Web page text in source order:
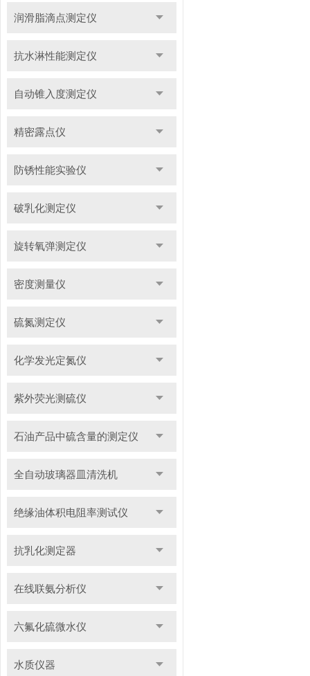
润滑脂滴点测定仪
抗水淋性能测定仪
自动锥入度测定仪
精密露点仪
防锈性能实验仪
破乳化测定仪
旋转氧弹测定仪
密度测量仪
硫氮测定仪
化学发光定氮仪
紫外荧光测硫仪
石油产品中硫含量的测定仪
全自动玻璃器皿清洗机
绝缘油体积电阻率测试仪
抗乳化测定器
在线联氨分析仪
六氟化硫微水仪
水质仪器